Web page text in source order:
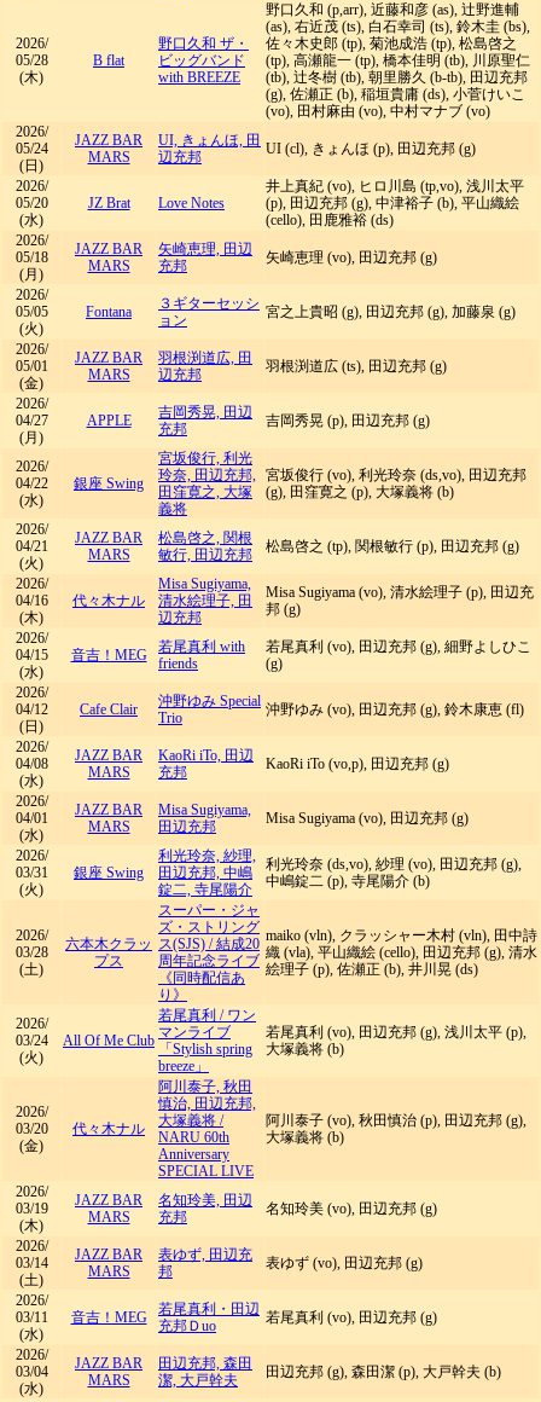
2026/
05/28
(木)
B flat
野口久和 ザ・
ビッグバンド
with BREEZE
野口久和 (p,arr), 近藤和彦 (as), 辻野進輔
(as), 右近茂 (ts), 白石幸司 (ts), 鈴木圭 (bs),
佐々木史郎 (tp), 菊池成浩 (tp), 松島啓之
(tp), 高瀬龍一 (tp), 橋本佳明 (tb), 川原聖仁
(tb), 辻冬樹 (tb), 朝里勝久 (b-tb), 田辺充邦
(g), 佐瀬正 (b), 稲垣貴庸 (ds), 小菅けいこ
(vo), 田村麻由 (vo), 中村マナブ (vo)
2026/
05/24
(日)
JAZZ BAR
MARS
UI, きょんほ, 田
辺充邦
UI (cl), きょんほ (p), 田辺充邦 (g)
2026/
05/20
(水)
JZ Brat Love Notes
井上真紀 (vo), ヒロ川島 (tp,vo), 浅川太平
(p), 田辺充邦 (g), 中津裕子 (b), 平山織絵
(cello), 田鹿雅裕 (ds)
2026/
05/18
(月)
JAZZ BAR
MARS
矢崎恵理, 田辺
充邦
矢崎恵理 (vo), 田辺充邦 (g)
2026/
05/05
(火)
Fontana
３ギターセッシ
ョン
宮之上貴昭 (g), 田辺充邦 (g), 加藤泉 (g)
2026/
05/01
(金)
JAZZ BAR
MARS
羽根渕道広, 田
辺充邦
羽根渕道広 (ts), 田辺充邦 (g)
2026/
04/27
(月)
APPLE
吉岡秀晃, 田辺
充邦
吉岡秀晃 (p), 田辺充邦 (g)
2026/
04/22
(水)
銀座 Swing
宮坂俊行, 利光
玲奈, 田辺充邦,
田窪寛之, 大塚
義将
宮坂俊行 (vo), 利光玲奈 (ds,vo), 田辺充邦
(g), 田窪寛之 (p), 大塚義将 (b)
2026/
04/21
(火)
JAZZ BAR
MARS
松島啓之, 関根
敏行, 田辺充邦
松島啓之 (tp), 関根敏行 (p), 田辺充邦 (g)
2026/
04/16
(木)
代々木ナル
Misa Sugiyama,
清水絵理子, 田
辺充邦
Misa Sugiyama (vo), 清水絵理子 (p), 田辺充
邦 (g)
2026/
04/15
(水)
音吉！MEG
若尾真利 with
friends
若尾真利 (vo), 田辺充邦 (g), 細野よしひこ
(g)
2026/
04/12
(日)
Cafe Clair
沖野ゆみ Special
Trio
沖野ゆみ (vo), 田辺充邦 (g), 鈴木康恵 (fl)
2026/
04/08
(水)
JAZZ BAR
MARS
KaoRi iTo, 田辺
充邦
KaoRi iTo (vo,p), 田辺充邦 (g)
2026/
04/01
(水)
JAZZ BAR
MARS
Misa Sugiyama,
田辺充邦
Misa Sugiyama (vo), 田辺充邦 (g)
2026/
03/31
(火)
銀座 Swing
利光玲奈, 紗理,
田辺充邦, 中嶋
錠二, 寺尾陽介
利光玲奈 (ds,vo), 紗理 (vo), 田辺充邦 (g),
中嶋錠二 (p), 寺尾陽介 (b)
2026/
03/28
(土)
六本木クラッ
プス
スーパー・ジャ
ズ・ストリング
ス(SJS) /結成20
周年記念ライブ
《同時配信あ
り》
maiko (vln), クラッシャー木村 (vln), 田中詩
織 (vla), 平山織絵 (cello), 田辺充邦 (g), 清水
絵理子 (p), 佐瀬正 (b), 井川晃 (ds)
2026/
03/24
(火)
All Of Me Club
若尾真利 / ワン
マンライブ
「Stylish spring
breeze」
若尾真利 (vo), 田辺充邦 (g), 浅川太平 (p),
大塚義将 (b)
2026/
03/20
(金)
代々木ナル
阿川泰子, 秋田
慎治, 田辺充邦,
大塚義将 /
NARU 60th
Anniversary
SPECIAL LIVE
阿川泰子 (vo), 秋田慎治 (p), 田辺充邦 (g),
大塚義将 (b)
2026/
03/19
(木)
JAZZ BAR
MARS
名知玲美, 田辺
充邦
名知玲美 (vo), 田辺充邦 (g)
2026/
03/14
(土)
JAZZ BAR
MARS
表ゆず, 田辺充
邦
表ゆず (vo), 田辺充邦 (g)
2026/
03/11
(水)
音吉！MEG
若尾真利・田辺
充邦Ｄuo
若尾真利 (vo), 田辺充邦 (g)
2026/
03/04
(水)
JAZZ BAR
MARS
田辺充邦, 森田
潔, 大戸幹夫
田辺充邦 (g), 森田潔 (p), 大戸幹夫 (b)